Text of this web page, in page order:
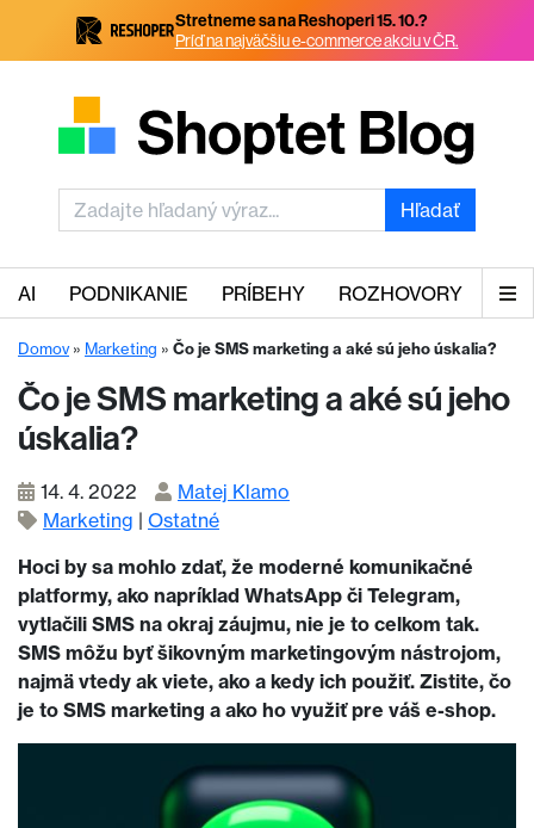
Stretneme sa na Reshoperi 15. 10.?
Príď na najväčšiu e-commerce akciu v ČR.
Hľadať
AI PODNIKANIE PRÍBEHY ROZHOVORY
Domov» Marketing » Čo je SMS marketing a aké sú jeho úskalia?
Čo je SMS marketing a aké sú jeho
úskalia?
14. 4. 2022
Matej Klamo
Marketing | Ostatné
Hoci by sa mohlo zdať, že moderné komunikačné
platformy, ako napríklad WhatsApp či Telegram,
vytlačili SMS na okraj záujmu, nie je to celkom tak.
SMS môžu byť šikovným marketingovým nástrojom,
najmä vtedy ak viete, ako a kedy ich použiť. Zistite, čo
je to SMS marketing a ako ho využiť pre váš e-shop.